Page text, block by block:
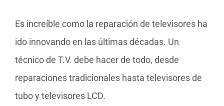
Es increíble como la reparación de televisores ha
ido innovando en las últimas décadas. Un
técnico de T.V. debe hacer de todo, desde
reparaciones tradicionales hasta televisores de
tubo y televisores LCD.